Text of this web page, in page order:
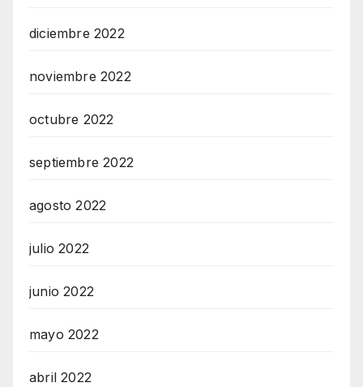
diciembre 2022
noviembre 2022
octubre 2022
septiembre 2022
agosto 2022
julio 2022
junio 2022
mayo 2022
abril 2022